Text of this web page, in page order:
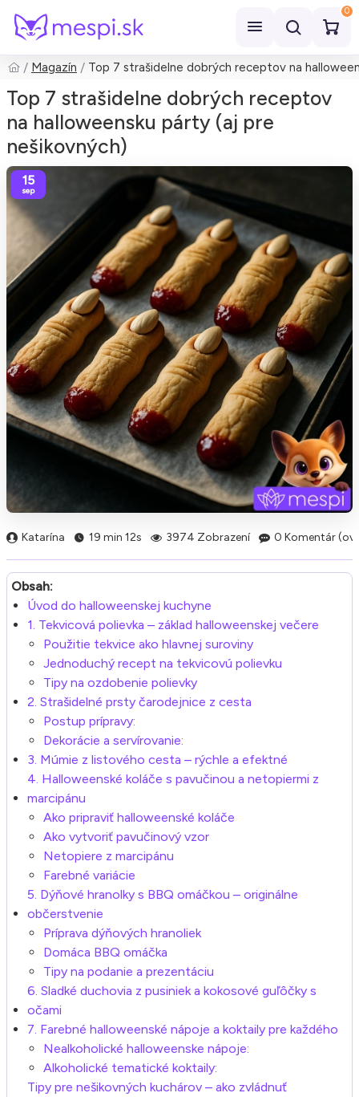
0
Hľadať
Magazín Top 7 strašidelne dobrých receptov na
Top 7 strašidelne dobrých receptov
na halloweensku párty (aj pre
nešikovných)
15
sep
Katarína 19 min 12s 3974 Zobrazení 0 Komentár (ov)
Obsah:
Úvod do halloweenskej kuchyne
1. Tekvicová polievka – základ halloweenskej večere
Použitie tekvice ako hlavnej suroviny
Jednoduchý recept na tekvicovú polievku
Tipy na ozdobenie polievky
2. Strašidelné prsty čarodejnice z cesta
Postup prípravy:
Dekorácie a servírovanie:
3. Múmie z listového cesta – rýchle a efektné
4. Halloweenské koláče s pavučinou a netopiermi z
marcipánu
Ako pripraviť halloweenské koláče
Ako vytvoriť pavučinový vzor
Netopiere z marcipánu
Farebné variácie
5. Dýňové hranolky s BBQ omáčkou – originálne
občerstvenie
Príprava dýňových hranoliek
Domáca BBQ omáčka
Tipy na podanie a prezentáciu
6. Sladké duchovia z pusiniek a kokosové guľôčky s
očami
7. Farebné halloweenské nápoje a koktaily pre každého
Nealkoholické halloweenske nápoje:
Alkoholické tematické koktaily:
Tipy pre nešikovných kuchárov – ako zvládnuť